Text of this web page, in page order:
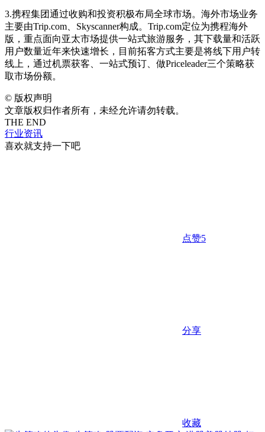
3.携程集团通过收购和投资积极布局全球市场。海外市场业务
主要由Trip.com、Skyscanner构成。Trip.com定位为携程海外
版，重点面向亚太市场提供一站式旅游服务，其下载量和活跃
用户数量近年来快速增长，目前拓客方式主要是将线下用户转
线上，通过机票获客、一站式预订、做Priceleader三个策略获
取市场份额。
© 版权声明
文章版权归作者所有，未经允许请勿转载。
THE END
行业资讯
喜欢就支持一下吧
点赞5
分享
收藏